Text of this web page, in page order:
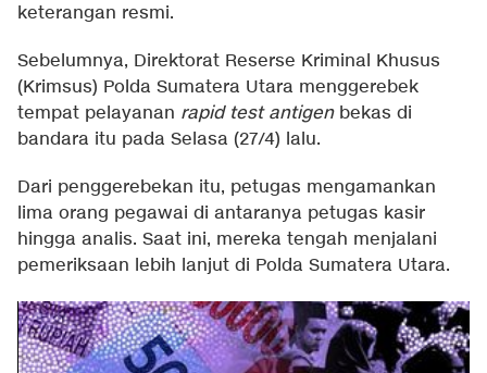
keterangan resmi.
Sebelumnya, Direktorat Reserse Kriminal Khusus
(Krimsus) Polda Sumatera Utara menggerebek
tempat pelayanan rapid test antigenbekas di
bandara itu pada Selasa (27/4) lalu.
Dari penggerebekan itu, petugas mengamankan
lima orang pegawai di antaranya petugas kasir
hingga analis. Saat ini, mereka tengah menjalani
pemeriksaan lebih lanjut di Polda Sumatera Utara.